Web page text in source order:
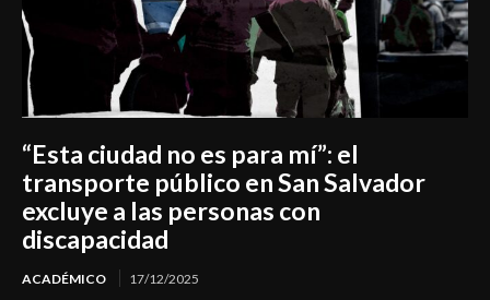
“Esta ciudad no es para mí”: el
transporte público en San Salvador
excluye a las personas con
discapacidad
ACADÉMICO 17/12/2025